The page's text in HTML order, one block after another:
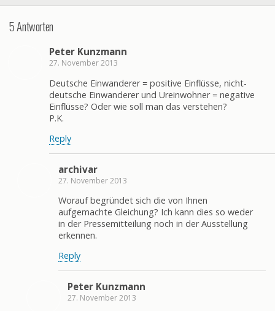
5 Antworten
Peter Kunzmann
27. November 2013
Deutsche Einwanderer = positive Einflüsse, nicht-
deutsche Einwanderer und Ureinwohner = negative
Einflüsse? Oder wie soll man das verstehen?
P.K.
Reply
archivar
27. November 2013
Worauf begründet sich die von Ihnen
aufgemachte Gleichung? Ich kann dies so weder
in der Pressemitteilung noch in der Ausstellung
erkennen.
Reply
Peter Kunzmann
27. November 2013